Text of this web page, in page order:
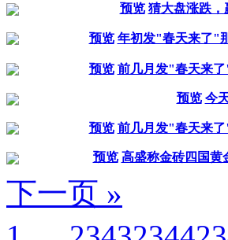
预览 猜大盘涨跌，
预览 年初发"春天来了"
预览 前几月发"春天来
预览 今
预览 前几月发"春天来
预览 高盛称金砖四国黄
下一页 »